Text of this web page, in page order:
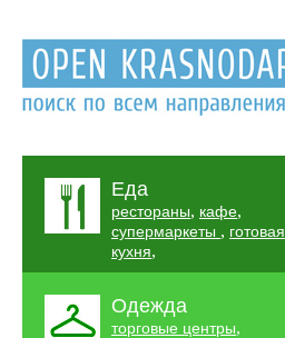
Еда
рестораны, кафе,
супермаркеты , готовая
кухня,
Одежда
торговые центры,